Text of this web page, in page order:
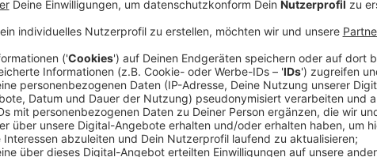
Bergbauatmosphäre
©Radio K.W.